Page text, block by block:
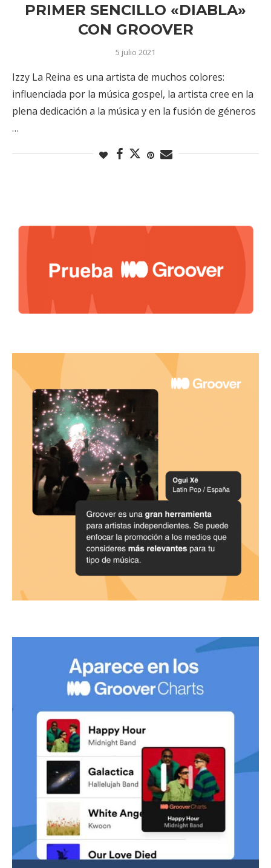
PRIMER SENCILLO «DIABLA»
CON GROOVER
5 julio 2021
Izzy La Reina es una artista de muchos colores:
influenciada por la música gospel, la artista cree en la
plena dedicación a la música y en la fusión de géneros
…